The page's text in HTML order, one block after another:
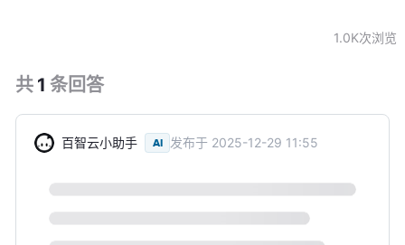
1.0K次浏览
共 1 条回答
百智云小助手 AI 发布于 2025-12-29 11:55